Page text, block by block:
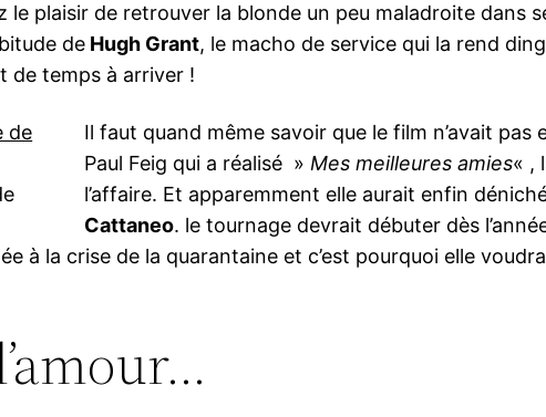
le plaisir de retrouver la blonde un peu maladroite dans
de Hugh Grant, le macho de service qui la rend
de temps à arriver !
Il faut quand même savoir que le film n’avait
Paul Feig qui a réalisé » Mes meilleures amies« ,
l’affaire. Et apparemment elle aurait enfin
Cattaneo. le tournage devrait débuter dès
à la crise de la quarantaine et c’est pourquoi elle